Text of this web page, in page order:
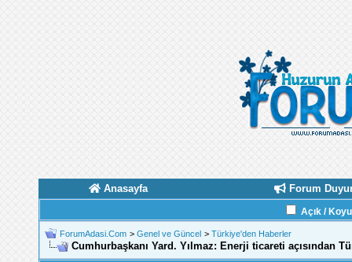
Anasayfa Forum
Açık /
ForumAdasi.Com > Genel ve Güncel > Türkiye'den Haberler
Cumhurbaşkanı Yard. Yılmaz: Enerji ticareti açısından